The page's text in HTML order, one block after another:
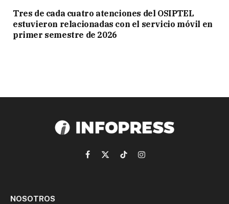
Tres de cada cuatro atenciones del OSIPTEL
estuvieron relacionadas con el servicio móvil en
primer semestre de 2026
Facebook
X
TikTokInstagram
NOSOTROS